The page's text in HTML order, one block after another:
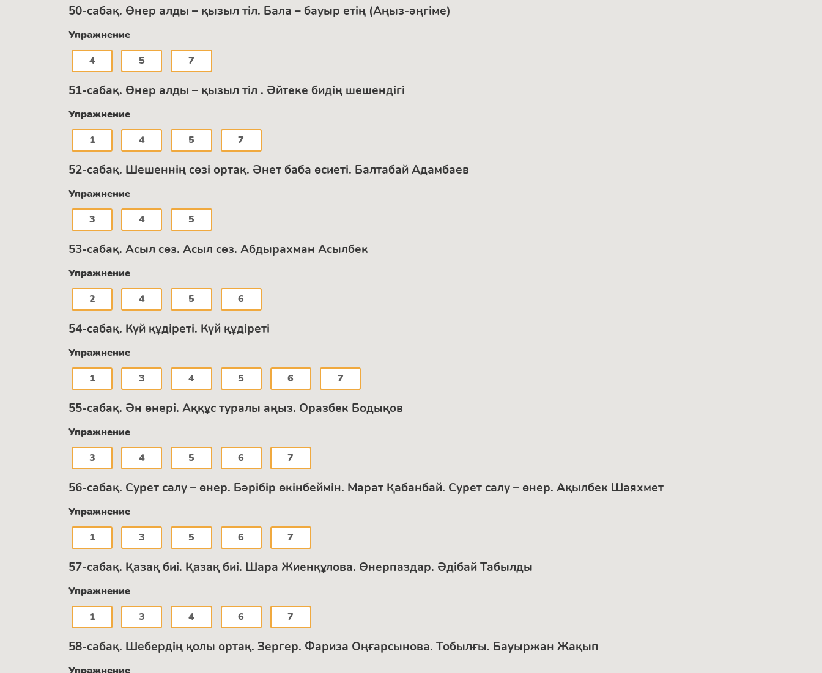
50-сабақ. Өнер алды – қызыл тіл. Бала – бауыр етің (Аңыз-әңгіме)
Упражнение
4
5 7
51-сабақ. Өнер алды – қызыл тіл . Әйтеке бидің шешендігі
Упражнение
1
4 5 7
52-сабақ. Шешеннің сөзі ортақ. Әнет баба өсиеті. Балтабай Адамбаев
Упражнение
3
4 5
53-сабақ. Асыл сөз. Асыл сөз. Абдырахман Асылбек
Упражнение
2
4 5 6
54-сабақ. Күй құдіреті. Күй құдіреті
Упражнение
1
3 4 5 6 7
55-сабақ. Ән өнері. Аққұс туралы аңыз. Оразбек Бодықов
Упражнение
3
4 5 6 7
56-сабақ. Сурет салу – өнер. Бәрібір өкінбеймін. Марат Қабанбай. Сурет салу – өнер. Ақылбек Шаяхмет
Упражнение
1
3 5 6 7
57-сабақ. Қазақ биі. Қазақ биі. Шара Жиенқұлова. Өнерпаздар. Әдібай Табылды
Упражнение
1
3 4 6 7
58-сабақ. Шебердің қолы ортақ. Зергер. Фариза Оңғарсынова. Тобылғы. Бауыржан Жақып